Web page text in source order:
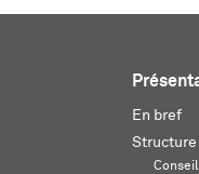
En bref
Structure